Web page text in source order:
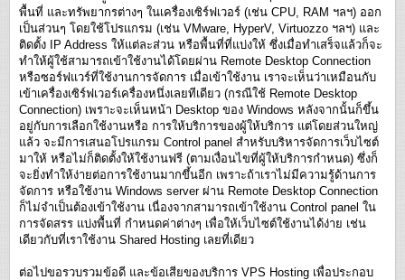
พื้นที่ และทรัพยากรต่างๆ ในเครื่องเซิร์ฟเวอร์ (เช่น CPU, RAM ฯลฯ) ออก
เป็นส่วนๆ โดยใช้โปรแกรม (เช่น VMware, HyperV, Virtuozzo ฯลฯ) และ
ติดตั้ง IP Address ให้แต่ละส่วน หรือพื้นที่ที่แบ่งให้ ซึ่งเมื่อทำเสร็จแล้วก็จะ
ทำให้ผู้ใช้สามารถเข้าใช้งานได้โดยผ่าน Remote Desktop Connection
หรือซอร์ฟแวร์ที่ใช้งานการจัดการ เมื่อเข้าใช้งาน เราจะเห็นว่าเหมือนกับ
เข้าเครื่องเซิร์ฟเวอร์เครื่องหนึ่งเลยทีเดียว (กรณีใช้ Remote Desktop
Connection) เพราะจะเห็นหน้า Desktop ของ Windows หลังจากนั้นก็ขึ้น
อยู่กับการเลือกใช้งานหรือ การให้บริการของผู้ให้บริการ แต่โดยส่วนใหญ่
แล้ว จะมีการเสนอโปรแกรม Control panel สำหรับบริหารจัดการเว็บไซต์
มาให้ หรือไม่ก็ติดตั้งให้ใช้งานฟรี (ตามเงื่อนไขที่ผู้ให้บริการกำหนด) ซึ่งก็
จะยิ่งทำให้ง่ายต่อการใช้งานมากขึ้นอีก เพราะถ้าเราไม่มีความรู้ด้านการ
จัดการ หรือใช้งาน Windows server ผ่าน Remote Desktop Connection
ก็ไม่จำเป็นต้องเข้าใช้งาน เนื่องจากสามารถเข้าใช้งาน Control panel ใน
การจัดสรร แบ่งพื้นที่ กำหนดค่าต่างๆ เพื่อให้เว็บไซต์ใช้งานได้ง่าย เช่น
เดียวกับที่เราใช้งาน Shared Hosting เลยที่เดียว
ต่อไปขอรวบรวมข้อดี และข้อเสียของบริการ VPS Hosting เพื่อประกอบ